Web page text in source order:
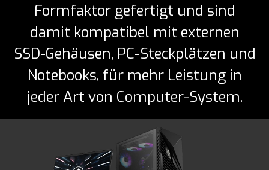
Formfaktor gefertigt und sind
damit kompatibel mit externen
SSD-Gehäusen, PC-Steckplätzen und
Notebooks, für mehr Leistung in
jeder Art von Computer-System.